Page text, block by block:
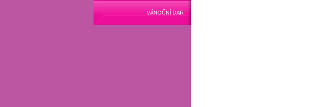
VÁNOČNÍ DAR